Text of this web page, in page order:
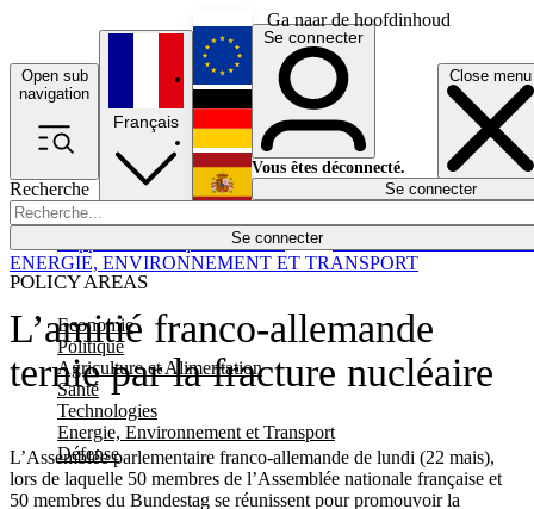
Ga naar de hoofdinhoud
Open sub
navigation
Close menu
Recherche
Se connecter
POLICY AREAS
Economie
Politique
Agriculture et Alimentation
Santé
Technologies
Energie, Environnement et Transport
Défense
Économie
Français
English
Deutsch
Español
Se connecter
Vous êtes déconnecté.
Se connecter
L’amitié franco-allemande
ternie par la fracture nucléaire
L’Assemblée parlementaire franco-allemande de lundi (22 mais),
lors de laquelle 50 membres de l’Assemblée nationale française et
50 membres du Bundestag se réunissent pour promouvoir la
ENERGIE, ENVIRONNEMENT ET TRANSPORT